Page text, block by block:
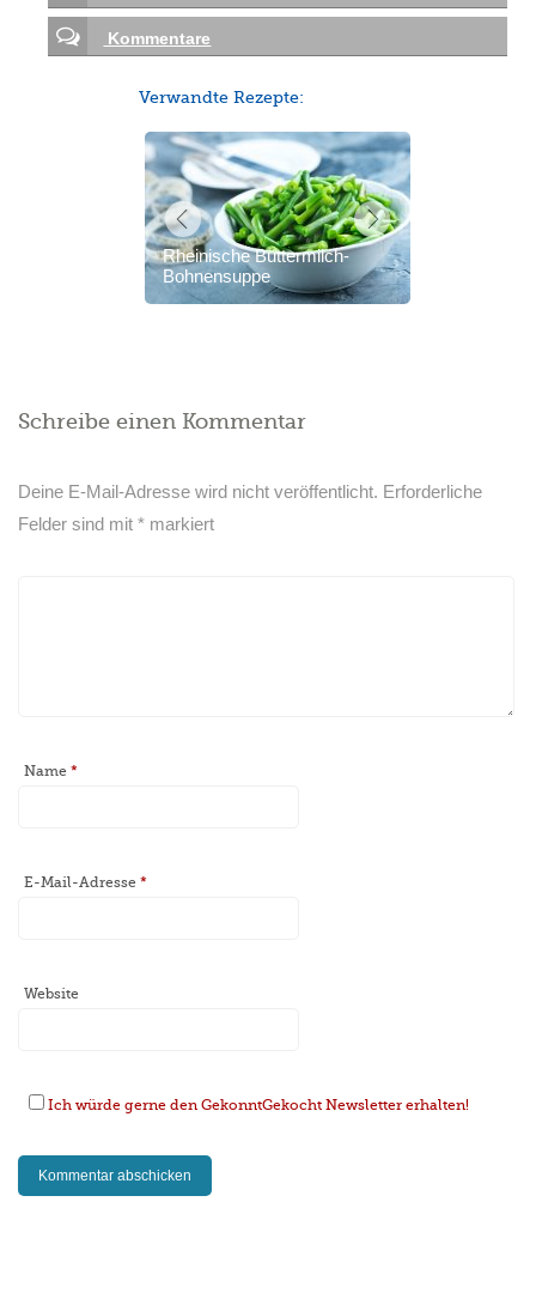
Kommentare
Verwandte Rezepte:
Rheinische Buttermilch-
Bohnensuppe
Schreibe einen Kommentar
Deine E-Mail-Adresse wird nicht veröffentlicht. Erforderliche
Felder sind mit* markiert
Name*
E-Mail-Adresse*
Website
Ich würde gerne den GekonntGekocht Newsletter erhalten!